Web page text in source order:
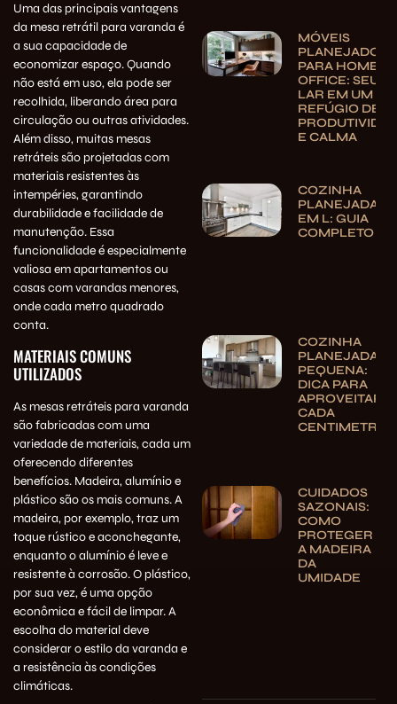
Uma das principais vantagens
da mesa retrátil para varanda é
a sua capacidade de
economizar espaço. Quando
não está em uso, ela pode ser
recolhida, liberando área para
circulação ou outras atividades.
Além disso, muitas mesas
retráteis são projetadas com
materiais resistentes às
intempéries, garantindo
durabilidade e facilidade de
manutenção. Essa
funcionalidade é especialmente
valiosa em apartamentos ou
casas com varandas menores,
onde cada metro quadrado
conta.
MATERIAIS COMUNS
UTILIZADOS
As mesas retráteis para varanda
são fabricadas com uma
variedade de materiais, cada um
oferecendo diferentes
benefícios. Madeira, alumínio e
plástico são os mais comuns. A
madeira, por exemplo, traz um
toque rústico e aconchegante,
enquanto o alumínio é leve e
resistente à corrosão. O plástico,
por sua vez, é uma opção
econômica e fácil de limpar. A
escolha do material deve
considerar o estilo da varanda e
a resistência às condições
climáticas.
MÓVEIS
PLANEJADOS
PARA HOME
OFFICE: SEU
LAR EM UM
REFÚGIO DE
E CALMA
COZINHA
PLANEJADA
EM L: GUIA
COMPLETO
COZINHA
PLANEJADA
PEQUENA:
DICA PARA
APROVEITAR
CADA
CENTIMETRO
CUIDADOS
SAZONAIS:
COMO
PROTEGER
A MADEIRA
DA
UMIDADE